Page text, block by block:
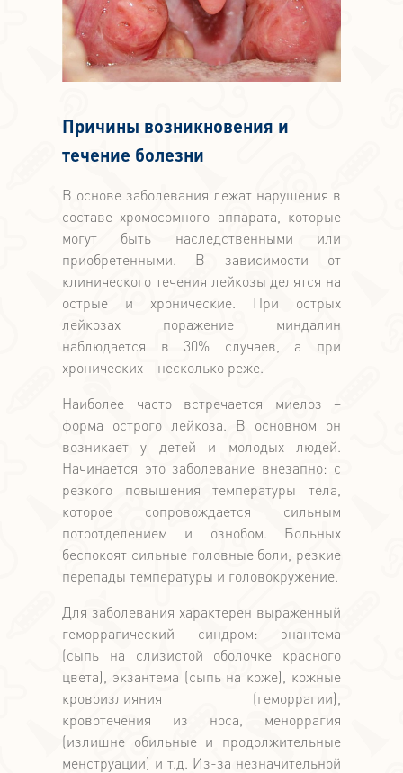
Причины возникновения и
течение болезни
В основе заболевания лежат нарушения в
составе хромосомного аппарата, которые
могут быть наследственными или
приобретенными. В зависимости от
клинического течения лейкозы делятся на
острые и хронические. При острых
лейкозах поражение миндалин
наблюдается в 30% случаев, а при
хронических – несколько реже.
Наиболее часто встречается миелоз –
форма острого лейкоза. В основном он
возникает у детей и молодых людей.
Начинается это заболевание внезапно: с
резкого повышения температуры тела,
которое сопровождается сильным
потоотделением и ознобом. Больных
беспокоят сильные головные боли, резкие
перепады температуры и головокружение.
Для заболевания характерен выраженный
геморрагический синдром: энантема
(сыпь на слизистой оболочке красного
цвета), экзантема (сыпь на коже), кожные
кровоизлияния (геморрагии),
кровотечения из носа, меноррагия
(излишне обильные и продолжительные
менструации) и т.д. Из-за незначительной